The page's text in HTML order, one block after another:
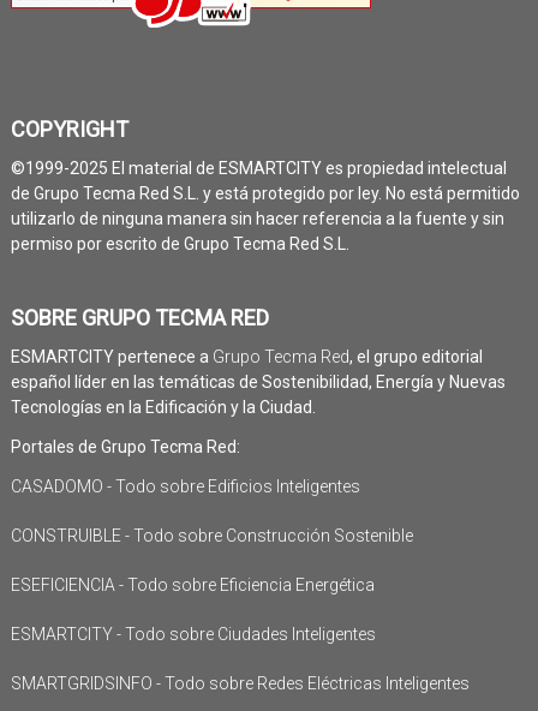
COPYRIGHT
©1999-2025 El material de ESMARTCITY es propiedad intelectual
de Grupo Tecma Red S.L. y está protegido por ley. No está permitido
utilizarlo de ninguna manera sin hacer referencia a la fuente y sin
permiso por escrito de Grupo Tecma Red S.L.
SOBRE GRUPO TECMA RED
ESMARTCITY pertenece a Grupo Tecma Red, el grupo editorial
español líder en las temáticas de Sostenibilidad, Energía y Nuevas
Tecnologías en la Edificación y la Ciudad.
Portales de Grupo Tecma Red:
CASADOMO - Todo sobre Edificios Inteligentes
CONSTRUIBLE - Todo sobre Construcción Sostenible
ESEFICIENCIA - Todo sobre Eficiencia Energética
ESMARTCITY - Todo sobre Ciudades Inteligentes
SMARTGRIDSINFO - Todo sobre Redes Eléctricas Inteligentes